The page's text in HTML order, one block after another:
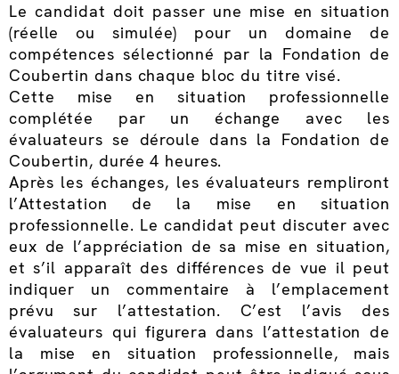
Le candidat doit passer une mise en situation
(réelle ou simulée) pour un domaine de
compétences sélectionné par la Fondation de
Coubertin dans chaque bloc du titre visé.
Cette mise en situation professionnelle
complétée par un échange avec les
évaluateurs se déroule dans la Fondation de
Coubertin, durée 4 heures.
Après les échanges, les évaluateurs rempliront
l’Attestation de la mise en situation
professionnelle. Le candidat peut discuter avec
eux de l’appréciation de sa mise en situation,
et s’il apparaît des différences de vue il peut
indiquer un commentaire à l’emplacement
prévu sur l’attestation. C’est l’avis des
évaluateurs qui figurera dans l’attestation de
la mise en situation professionnelle, mais